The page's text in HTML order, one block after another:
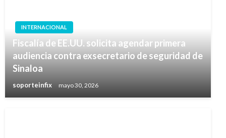
INTERNACIONAL
Fiscalía de EE.UU. solicita agendar primera
audiencia contra exsecretario de seguridad de
Sinaloa
soporteinfix mayo 30, 2026